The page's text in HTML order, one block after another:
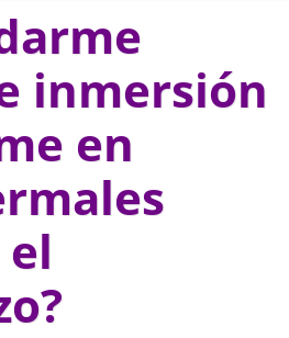
inmersión
en